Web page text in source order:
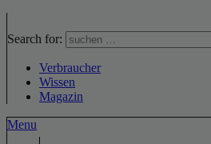
Search for:
Verbraucher
Wissen
Magazin
Menu